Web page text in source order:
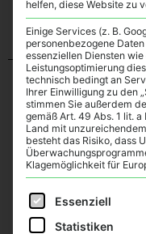
helfen, diese Website zu
Einige Services (z. B.
personenbezogene
essenziellen Diensten
Leistungsoptimierung
technisch bedingt an
Ihrer Einwilligung zu den
stimmen Sie außerdem
gemäß Art. 49 Abs. 1 lit. a
Land mit
besteht das Risiko, dass
Klagemöglichkeit für
Es folgt eine Liste
Essenziell
Statistiken